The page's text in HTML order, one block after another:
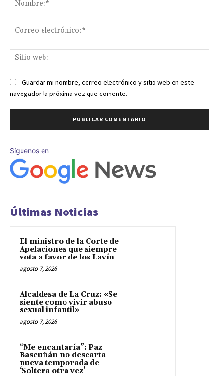
Guardar mi nombre, correo electrónico y sitio web en este
navegador la próxima vez que comente.
Síguenos en
Últimas Noticias
El ministro de la Corte de
Apelaciones que siempre
vota a favor de los Lavín
agosto 7, 2026
Alcaldesa de La Cruz: «Se
siente como vivir abuso
sexual infantil»
agosto 7, 2026
“Me encantaría”: Paz
Bascuñán no descarta
nueva temporada de
‘Soltera otra vez’